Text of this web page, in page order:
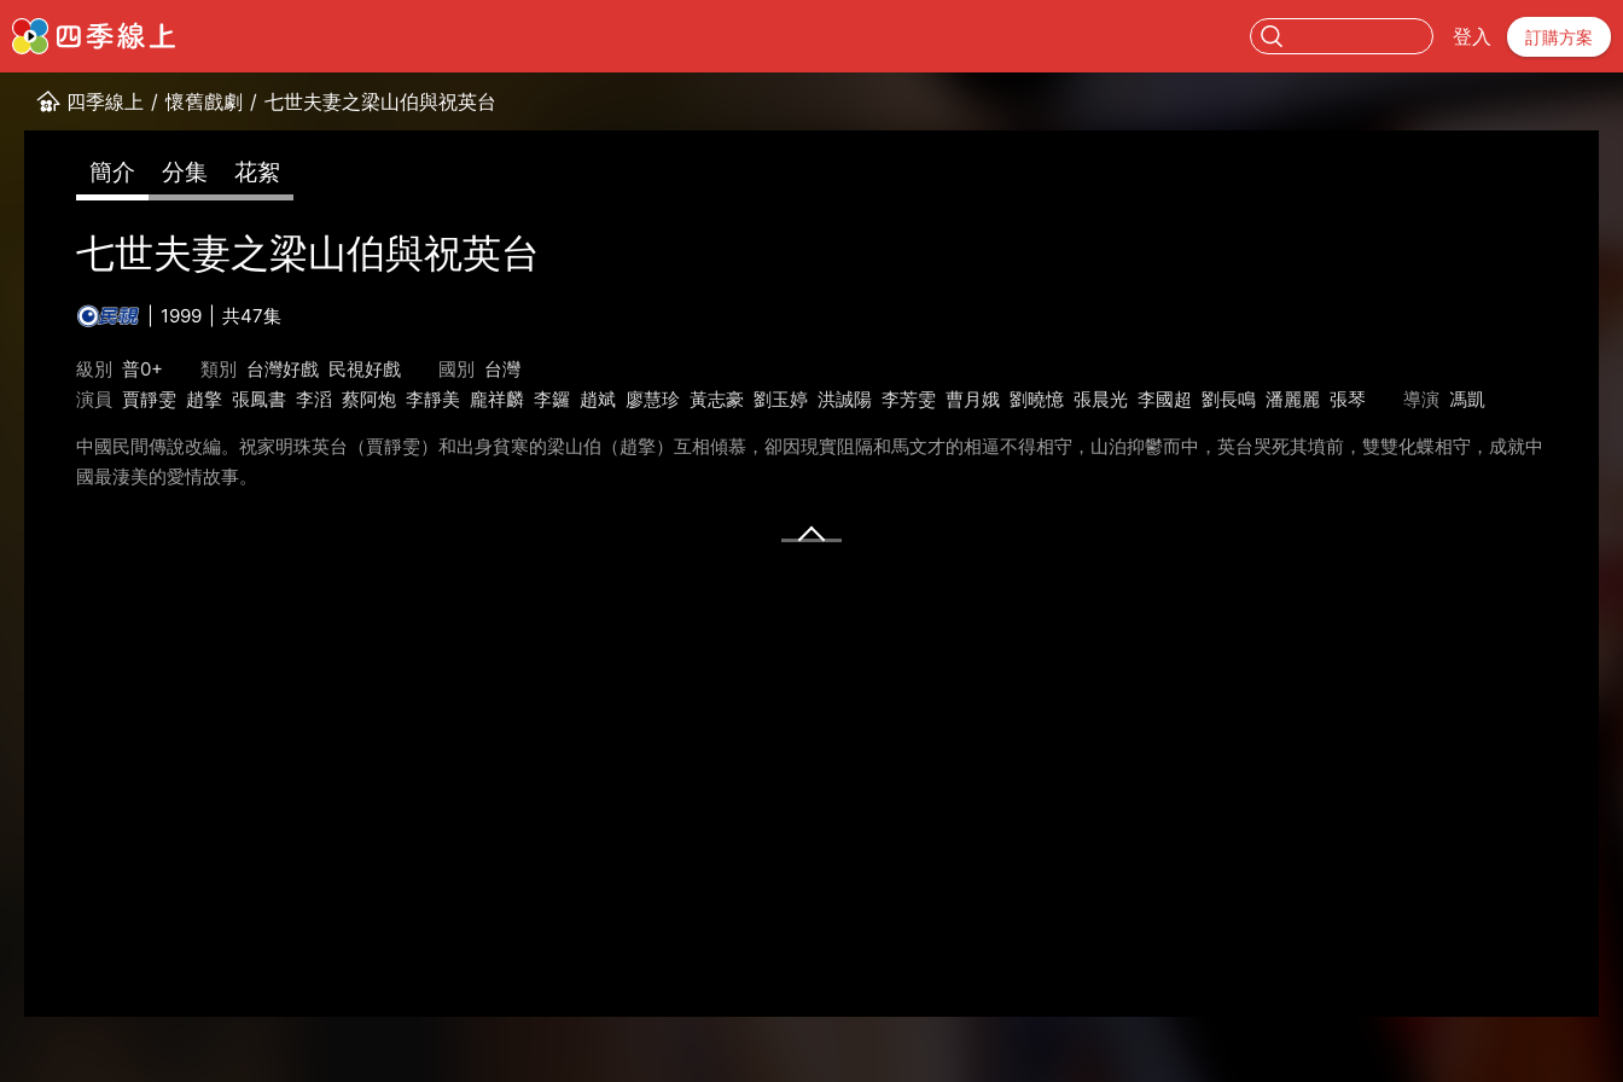
登入 訂購方案
四季線上 / 懷舊戲劇 / 七世夫妻之梁山伯與祝英台
簡介 分集 花絮
七世夫妻之梁山伯與祝英台
1999 共47集
級別 普0+ 類別 台灣好戲 民視好戲 國別 台灣
演員 賈靜雯 趙擎 張鳳書 李滔 蔡阿炮 李靜美 龐祥麟 李鑼 趙斌 廖慧珍 黃志豪 劉玉婷 洪誠陽 李芳雯 曹月娥 劉曉憶 張晨光 李國超 劉長鳴 潘麗麗 張琴 導演 馮凱
中國民間傳說改編。祝家明珠英台（賈靜雯）和出身貧寒的梁山伯（趙擎）互相傾慕，卻因現實阻隔和馬文才的相逼不得相守，山泊抑鬱而中，英台哭死其墳前，雙雙化蝶相守，成就中
國最淒美的愛情故事。